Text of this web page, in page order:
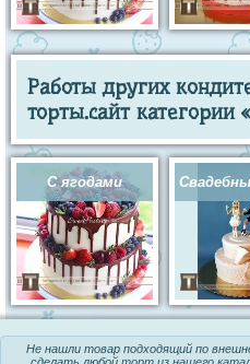
Работы других
торты.сайт категории «
С ягодами
Не нашли товар подходящий по